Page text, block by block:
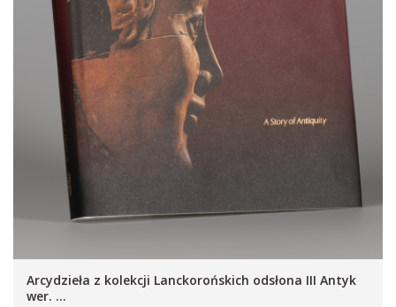
Arcydzieła z kolekcji Lanckorońskich odsłona III Antyk
wer. ...